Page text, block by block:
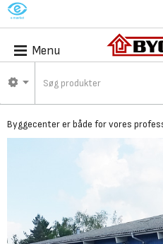
M
Menu
Bygma
Byggecenter
Byggecenter er både for vores